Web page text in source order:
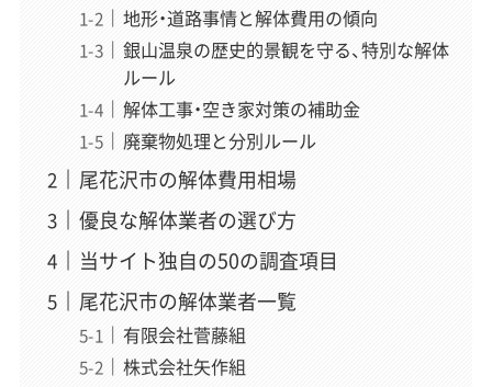
地形・道路事情と解体費用の傾向
銀山温泉の歴史的景観を守る、特別な解体
ルール
解体工事・空き家対策の補助金
廃棄物処理と分別ルール
尾花沢市の解体費用相場
優良な解体業者の選び方
当サイト独自の50の調査項目
尾花沢市の解体業者一覧
有限会社菅藤組
株式会社矢作組